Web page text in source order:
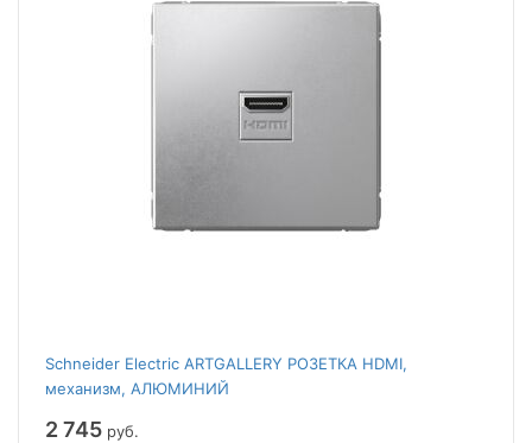
Schneider Electric ARTGALLERY РОЗЕТКА HDMI,
механизм, АЛЮМИНИЙ
2 745 руб.